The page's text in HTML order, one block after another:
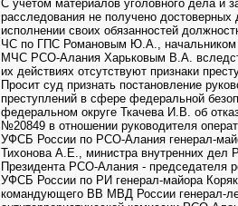
С учетом материалов уголовного дела и
расследования не получено
исполнении своих обязанностей
ЧС по ГПС Романовым Ю.А., начальником
МЧС РСО-Алания Харьковым В.А.
их действиях отсутствуют признаки
Просит суд признать постановление
преступлений в сфере федеральной
федеральном округе Ткачева И.В. об
№20849 в отношении руководителя
УФСБ России по РСО-Алания генерал-
Тихонова А.Е., министра внутренних дел
Президента РСО-Алания - председателя
УФСБ России по РИ генерал-майора
командующего ВВ МВД России генерал-